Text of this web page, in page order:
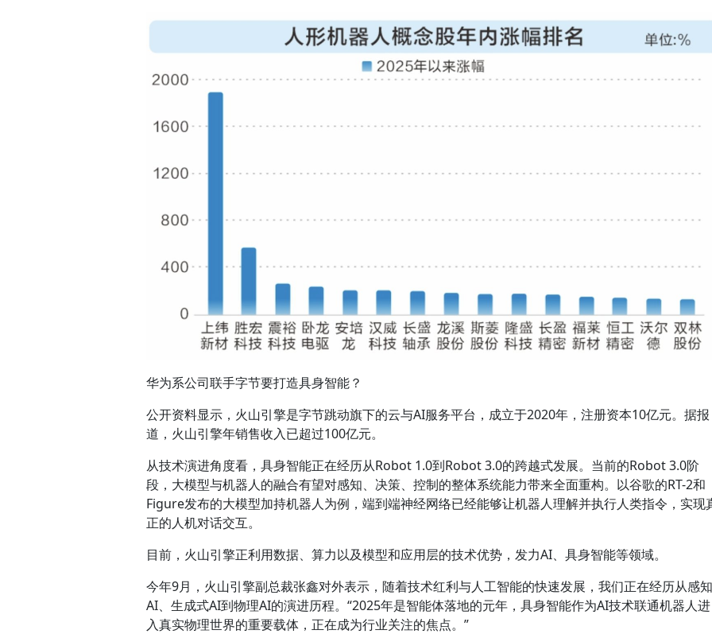
华为系公司联手字节要打造具身智能？
公开资料显示，火山引擎是字节跳动旗下的云与AI服务平台，成立于2020年，注册资本10亿元。据报
道，火山引擎年销售收入已超过100亿元。
从技术演进角度看，具身智能正在经历从Robot 1.0到Robot 3.0的跨越式发展。当前的Robot 3.0阶
段，大模型与机器人的融合有望对感知、决策、控制的整体系统能力带来全面重构。以谷歌的RT-2和
Figure发布的大模型加持机器人为例，端到端神经网络已经能够让机器人理解并执行人类指令，实现
正的人机对话交互。
目前，火山引擎正利用数据、算力以及模型和应用层的技术优势，发力AI、具身智能等领域。
今年9月，火山引擎副总裁张鑫对外表示，随着技术红利与人工智能的快速发展，我们正在经历从感知
AI、生成式AI到物理AI的演进历程。“2025年是智能体落地的元年，具身智能作为AI技术联通机器人进
入真实物理世界的重要载体，正在成为行业关注的焦点。”